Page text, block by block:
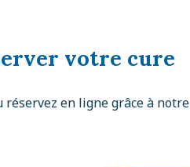
votre cure
réservez en ligne grâce à notre